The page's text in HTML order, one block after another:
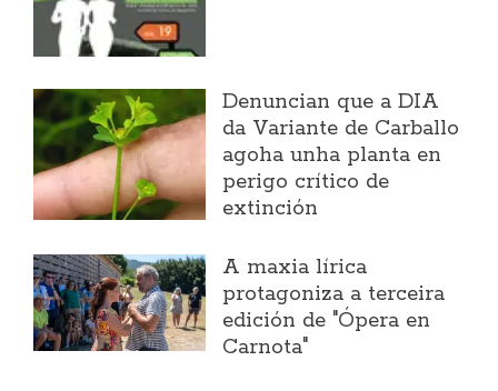
Denuncian que a DIA
da Variante de Carballo
agoha unha planta en
perigo crítico de
extinción
A maxia lírica
protagoniza a terceira
edición de "Ópera en
Carnota"